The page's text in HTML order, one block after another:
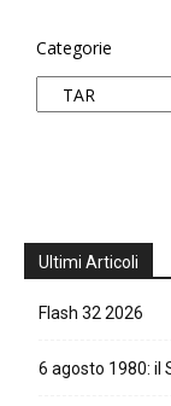
Categorie
Ultimi Articoli
Flash 32 2026
6 agosto 1980: il